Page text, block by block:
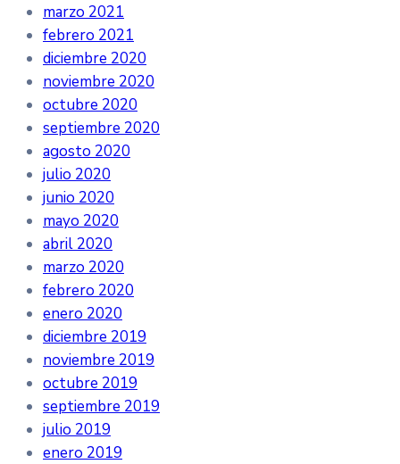
marzo 2021
febrero 2021
diciembre 2020
noviembre 2020
octubre 2020
septiembre 2020
agosto 2020
julio 2020
junio 2020
mayo 2020
abril 2020
marzo 2020
febrero 2020
enero 2020
diciembre 2019
noviembre 2019
octubre 2019
septiembre 2019
julio 2019
enero 2019